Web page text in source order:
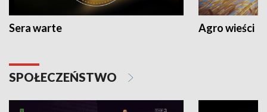
Sera warte Agro wieści
SPOŁECZEŃSTWO